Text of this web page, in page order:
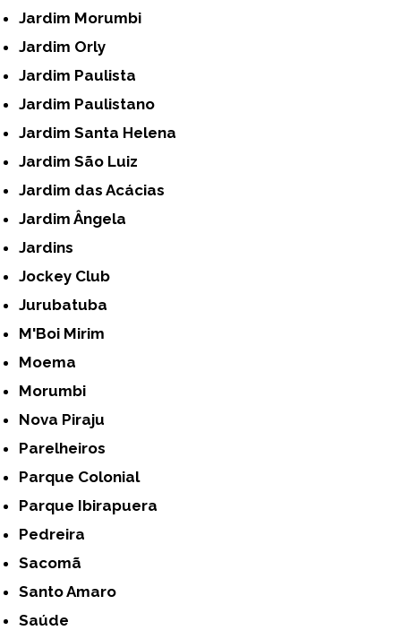
Jardim Morumbi
Jardim Orly
Jardim Paulista
Jardim Paulistano
Jardim Santa Helena
Jardim São Luiz
Jardim das Acácias
Jardim Ângela
Jardins
Jockey Club
Jurubatuba
M'Boi Mirim
Moema
Morumbi
Nova Piraju
Parelheiros
Parque Colonial
Parque Ibirapuera
Pedreira
Sacomã
Santo Amaro
Saúde